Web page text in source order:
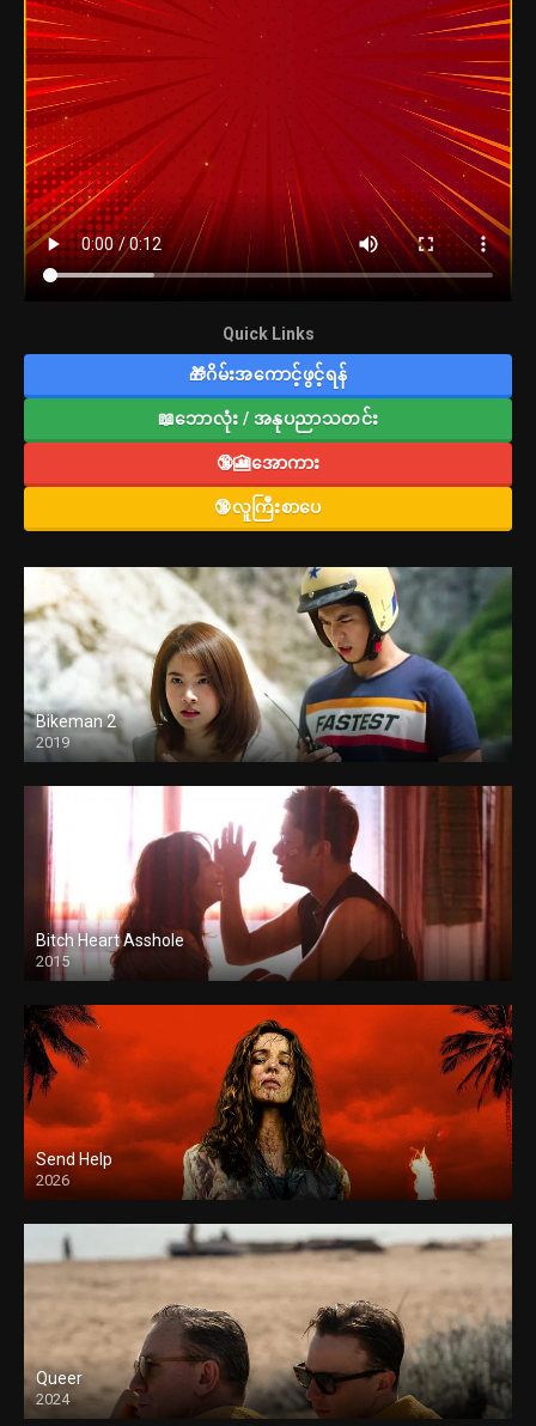
Quick Links
🎁ဂိမ်းအကောင့်ဖွင့်ရန်
📖ဘောလုံး / အနုပညာသတင်း
🔞🎦အောကား
🔞လူကြီးစာပေ
Bikeman 2
2019
Bitch Heart Asshole
2015
Send Help
2026
Queer
2024